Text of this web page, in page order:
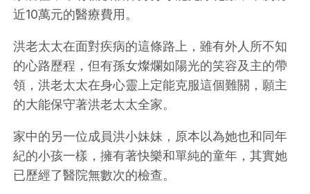
近10萬元的醫療費用。
洪老太太在面對疾病的這條路上，雖有外人所不知
的心路歷程，但有孫女燦爛如陽光的笑容及主的帶
領，洪老太太在身心靈上定能克服這個難關，願主
的大能保守著洪老太太全家。
家中的另一位成員洪小妹妹，原本以為她也和同年
紀的小孩一樣，擁有著快樂和單純的童年，其實她
已歷經了醫院無數次的檢查。